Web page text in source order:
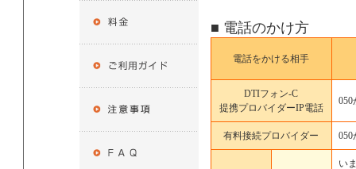
■ 電話のかけ方
電話をかける相手
DTIフォン-C
提携プロバイダーIP電話
有料接続プロバイダー
い